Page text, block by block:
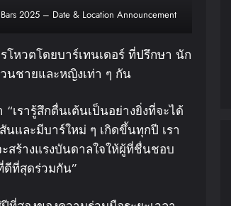
2025 – Date & Location Announcement
โหวตโดยบาร์เทนเดอร์ ที่ปรึกษา นัก
นชายและหญิงเท่า ๆ กัน
“เรารู้สึกตื่นเต้นเป็นอย่างยิ่งที่จะได้
นและมีบาร์ใหม่ ๆ เกิดขึ้นทุกปี เรา
สร้างแรงบันดาลใจให้ผู้ที่ชื่นชอบ
ที่สุดร่วมกัน”